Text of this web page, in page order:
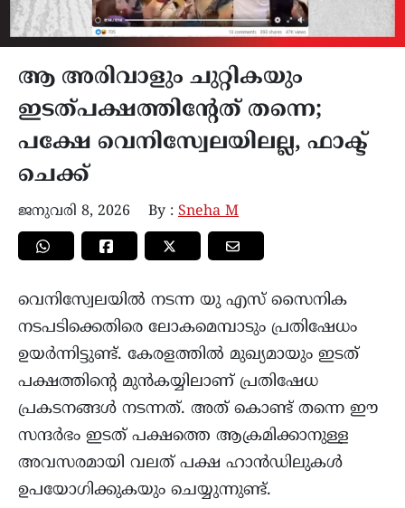
ആ അരിവാളും ചുറ്റികയും
ഇടത്പക്ഷത്തിന്റേത് തന്നെ;
പക്ഷേ വെനിസ്വേലയിലല്ല, ഫാക്ട്
ചെക്ക്
ജനുവരി 8, 2026 By : Sneha M
വെനിസ്വേലയിൽ നടന്ന യു എസ് സൈനിക
നടപടിക്കെതിരെ ലോകമെമ്പാടും പ്രതിഷേധം
ഉയർന്നിട്ടുണ്ട്. കേരളത്തിൽ മുഖ്യമായും ഇടത്
പക്ഷത്തിന്റെ മുൻകയ്യിലാണ്‌ പ്രതിഷേധ
പ്രകടനങ്ങൾ നടന്നത്. അത് കൊണ്ട് തന്നെ ഈ
സന്ദർഭം ഇടത് പക്ഷത്തെ ആക്രമിക്കാനുള്ള
അവസരമായി വലത് പക്ഷ ഹാൻഡിലുകൾ
ഉപയോഗിക്കുകയും ചെയ്യുന്നുണ്ട്.